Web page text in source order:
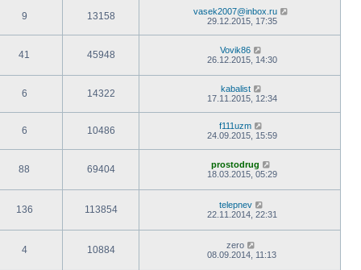
9 13158
vasek2007@inbox.ru
29.12.2015, 17:35
41 45948
Vovik86
26.12.2015, 14:30
6 14322
kabalist
17.11.2015, 12:34
6 10486
f111uzm
24.09.2015, 15:59
88 69404
prostodrug
18.03.2015, 05:29
136 113854
telepnev
22.11.2014, 22:31
4 10884
zero
08.09.2014, 11:13